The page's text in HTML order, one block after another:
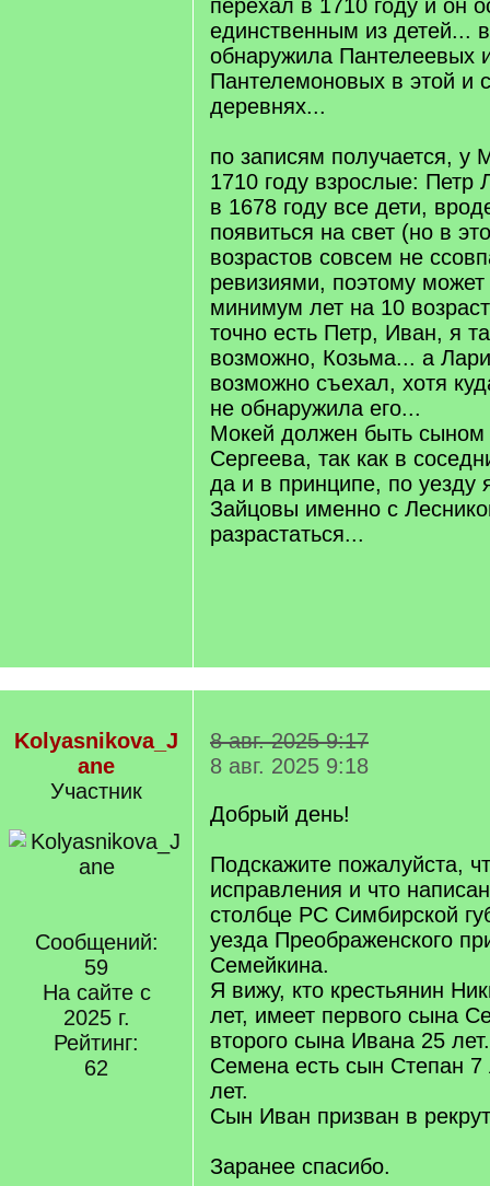
перехал в 1710 году и он
единственным из детей...
обнаружила Пантелеевых
Пантелемоновых в этой и
деревнях...
по записям получается, у
1710 году взрослые: Петр
в 1678 году все дети,
появиться на свет (но в
возрастов совсем не
ревизиями, поэтому может
минимум лет на 10
точно есть Петр, Иван, я
возможно, Козьма... а
возможно съехал, хотя
не обнаружила его...
Мокей должен быть сыном
Сергеева, так как в
да и в принципе, по уезду
Зайцовы именно с
разрастаться...
Kolyasnikova_J
ane
Участник
Сообщений:
59
На сайте с
2025 г.
Рейтинг:
62
8 авг. 2025 9:17
8 авг. 2025 9:18
Добрый день!
Подскажите пожалуйста,
исправления и что
столбце РС Симбирской
уезда Преображенского
Семейкина.
Я вижу, кто крестьянин
лет, имеет первого сына
второго сына Ивана 25
Семена есть сын Степан 7
лет.
Сын Иван призван в
Заранее спасибо.